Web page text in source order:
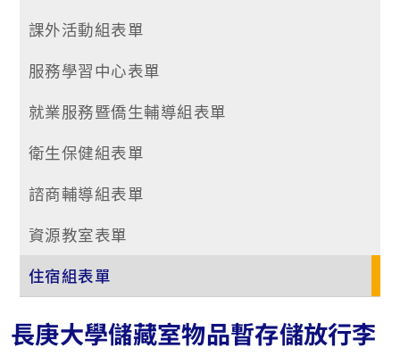
課外活動組表單
服務學習中心表單
就業服務暨僑生輔導組表單
衛生保健組表單
諮商輔導組表單
資源教室表單
住宿組表單
長庚大學儲藏室物品暫存儲放行李